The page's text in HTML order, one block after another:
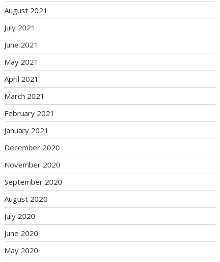
August 2021
July 2021
June 2021
May 2021
April 2021
March 2021
February 2021
January 2021
December 2020
November 2020
September 2020
August 2020
July 2020
June 2020
May 2020